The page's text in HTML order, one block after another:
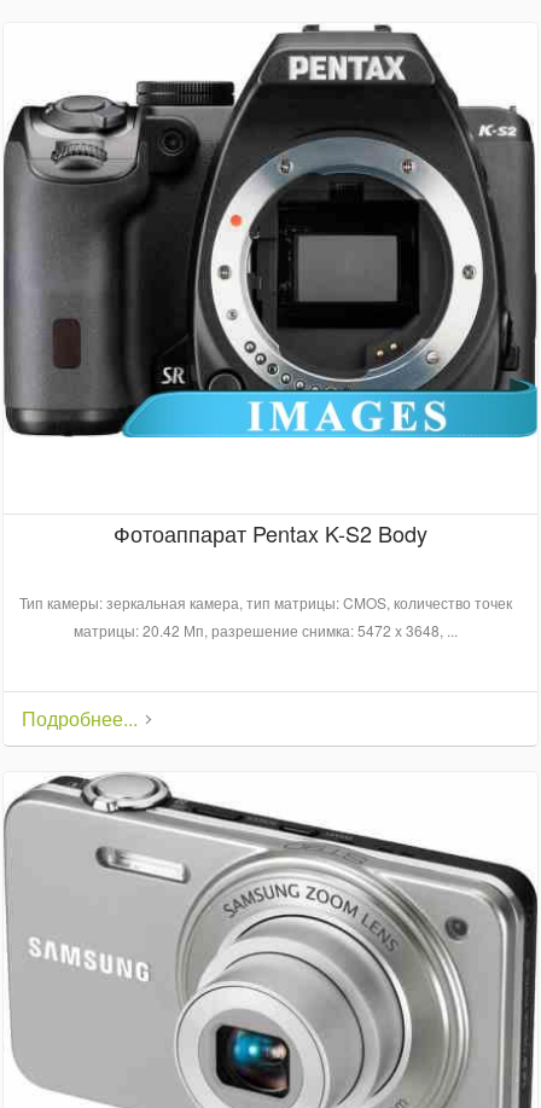
Фотоаппарат Pentax K-S2 Body
Тип камеры: зеркальная камера, тип матрицы: CMOS, количество точек
матрицы: 20.42 Мп, разрешение снимка: 5472 x 3648, ...
Подробнее...